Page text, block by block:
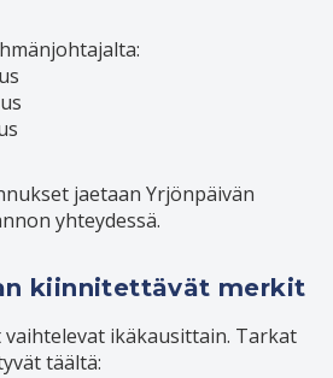
jaetaan Yrjönpäivän
yhteydessä.
kiinnitettävät merkit
ikäkausittain. Tarkat
täältä: